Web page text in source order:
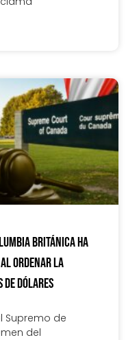
Británica ha
ordenar la
de dólares
Supremo de
del